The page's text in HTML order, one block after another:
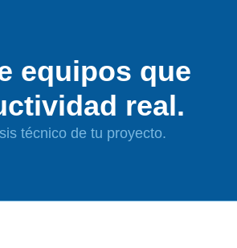
equipos que
real.
técnico de tu proyecto.